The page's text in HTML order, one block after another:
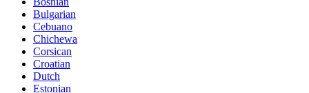
Bulgarian
Cebuano
Chichewa
Corsican
Croatian
Dutch
Estonian